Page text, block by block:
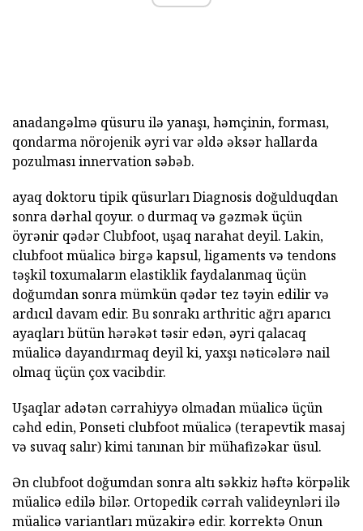
anadangəlmə qüsuru ilə yanaşı, həmçinin, forması,
qondarma nörojenik əyri var əldə əksər hallarda
pozulması innervation səbəb.
ayaq doktoru tipik qüsurları Diagnosis doğulduqdan
sonra dərhal qoyur. o durmaq və gəzmək üçün
öyrənir qədər Clubfoot, uşaq narahat deyil. Lakin,
clubfoot müalicə birgə kapsul, ligaments və tendons
təşkil toxumaların elastiklik faydalanmaq üçün
doğumdan sonra mümkün qədər tez təyin edilir və
ardıcıl davam edir. Bu sonrakı arthritic ağrı aparıcı
ayaqları bütün hərəkət təsir edən, əyri qalacaq
müalicə dayandırmaq deyil ki, yaxşı nəticələrə nail
olmaq üçün çox vacibdir.
Uşaqlar adətən cərrahiyyə olmadan müalicə üçün
cəhd edin, Ponseti clubfoot müalicə (terapevtik masaj
və suvaq salır) kimi tanınan bir mühafizəkar üsul.
Ən clubfoot doğumdan sonra altı səkkiz həftə körpəlik
müalicə edilə bilər. Ortopedik cərrah valideynləri ilə
müalicə variantları müzakirə edir. korrektə Onun